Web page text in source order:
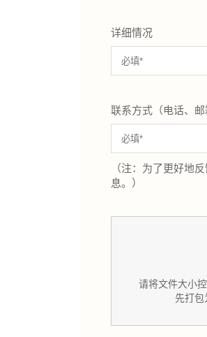
详细情况
联系方式（电话、邮
（注：为了更好地
息。）
请将文件大小
先打